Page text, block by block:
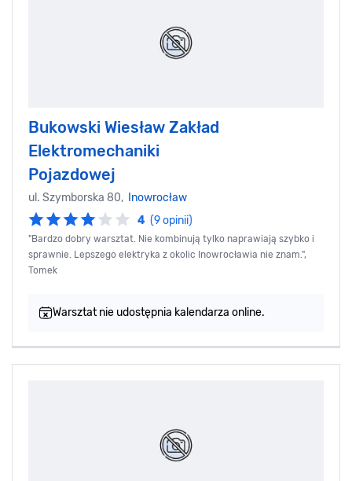
Bukowski Wiesław Zakład
Elektromechaniki
Pojazdowej
ul. Szymborska 80,
Inowrocław
4 (9 opinii)
"Bardzo dobry warsztat. Nie kombinują tylko naprawiają szybko i
sprawnie. Lepszego elektryka z okolic Inowrocławia nie znam.",
Tomek
Warsztat nie udostępnia kalendarza online.